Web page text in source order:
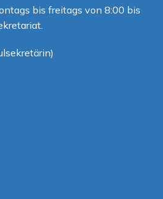
bis freitags von 8:00 bis